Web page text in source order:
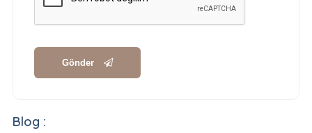
Gönder
Blog :